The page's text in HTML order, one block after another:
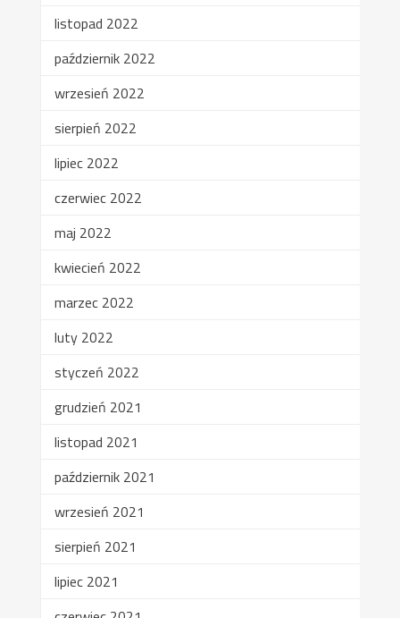
listopad 2022
październik 2022
wrzesień 2022
sierpień 2022
lipiec 2022
czerwiec 2022
maj 2022
kwiecień 2022
marzec 2022
luty 2022
styczeń 2022
grudzień 2021
listopad 2021
październik 2021
wrzesień 2021
sierpień 2021
lipiec 2021